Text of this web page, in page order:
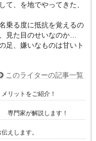
て、を地でやってきた、
乗る度に抵抗を覚えるの
見た目のせいなのか…
足、嫌いなものは甘いト
このライターの記事一覧
リットをご紹介！
専門家が解説します！
えします。